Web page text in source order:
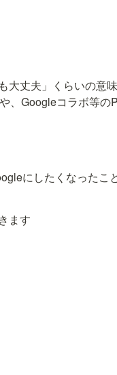
大丈夫」くらいの意
、Googleコラボ等の
にしたくなったこ
ます